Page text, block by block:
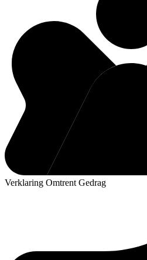
Verklaring Omtrent Gedrag